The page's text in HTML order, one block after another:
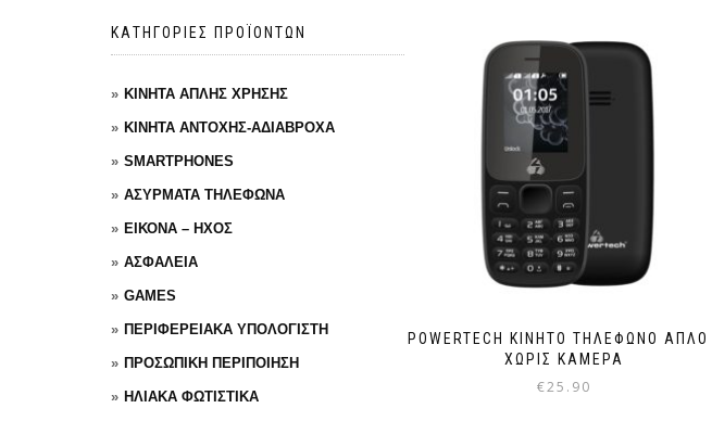
POWERTECH ΚΙΝΗΤΌ ΤΗΛΈΦΩΝΟ ΑΠΛΌ
ΧΩΡΊΣ ΚΆΜΕΡΑ
€25.90
ΚΑΤΗΓΟΡΙΕΣ ΠΡΟΪΟΝΤΩΝ
ΚΙΝΗΤΑ ΑΠΛΗΣ ΧΡΗΣΗΣ
ΚΙΝΗΤΑ ΑΝΤΟΧΗΣ-ΑΔΙΑΒΡΟΧΑ
SMARTPHONES
ΑΣΥΡΜΑΤΑ ΤΗΛΕΦΩΝΑ
ΕΙΚΟΝΑ – ΗΧΟΣ
ΑΣΦΑΛΕΙΑ
GAMES
ΠΕΡΙΦΕΡΕΙΑΚΑ ΥΠΟΛΟΓΙΣΤΗ
ΠΡΟΣΩΠΙΚΗ ΠΕΡΙΠΟΙΗΣΗ
ΗΛΙΑΚΑ ΦΩΤΙΣΤΙΚΑ